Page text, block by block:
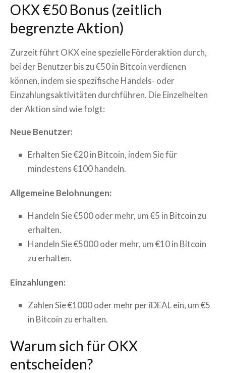
OKX €50 Bonus (zeitlich
begrenzte Aktion)
Zurzeit führt OKX eine spezielle Förderaktion durch,
bei der Benutzer bis zu €50 in Bitcoin verdienen
können, indem sie spezifische Handels- oder
Einzahlungsaktivitäten durchführen. Die Einzelheiten
der Aktion sind wie folgt:
Neue Benutzer:
Erhalten Sie €20 in Bitcoin, indem Sie für
mindestens €100 handeln.
Allgemeine Belohnungen:
Handeln Sie €500 oder mehr, um €5 in Bitcoin zu
erhalten.
Handeln Sie €5000 oder mehr, um €10 in Bitcoin
zu erhalten.
Einzahlungen:
Zahlen Sie €1000 oder mehr per iDEAL ein, um €5
in Bitcoin zu erhalten.
Warum sich für OKX
entscheiden?